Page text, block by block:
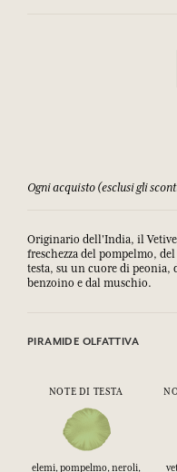
Ogni acquisto (esclusi gli
Originario dell'India, il
freschezza del pompelmo,
testa, su un cuore di peonia,
benzoino e dal muschio.
PIRAMIDE OLFATTIVA
NOTE DI TESTA
elemi, pompelmo, neroli,